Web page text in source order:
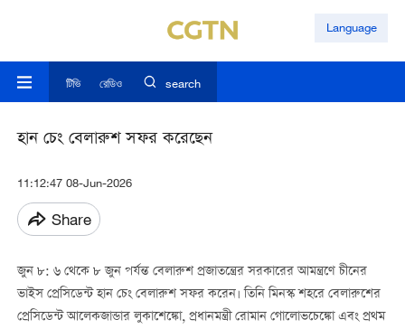
Language
টিভি রেডিও search
হান চেং বেলারুশ সফর করেছেন
11:12:47 08-Jun-2026
Share
জুন ৮: ৬ থেকে ৮ জুন পর্যন্ত বেলারুশ প্রজাতন্ত্রের সরকারের আমন্ত্রণে চীনের
ভাইস প্রেসিডেন্ট হান চেং বেলারুশ সফর করেন। তিনি মিনস্ক শহরে বেলারুশের
প্রেসিডেন্ট আলেকজান্ডার লুকাশেঙ্কো, প্রধানমন্ত্রী রোমান গোলোভচেঙ্কো এবং প্রথম